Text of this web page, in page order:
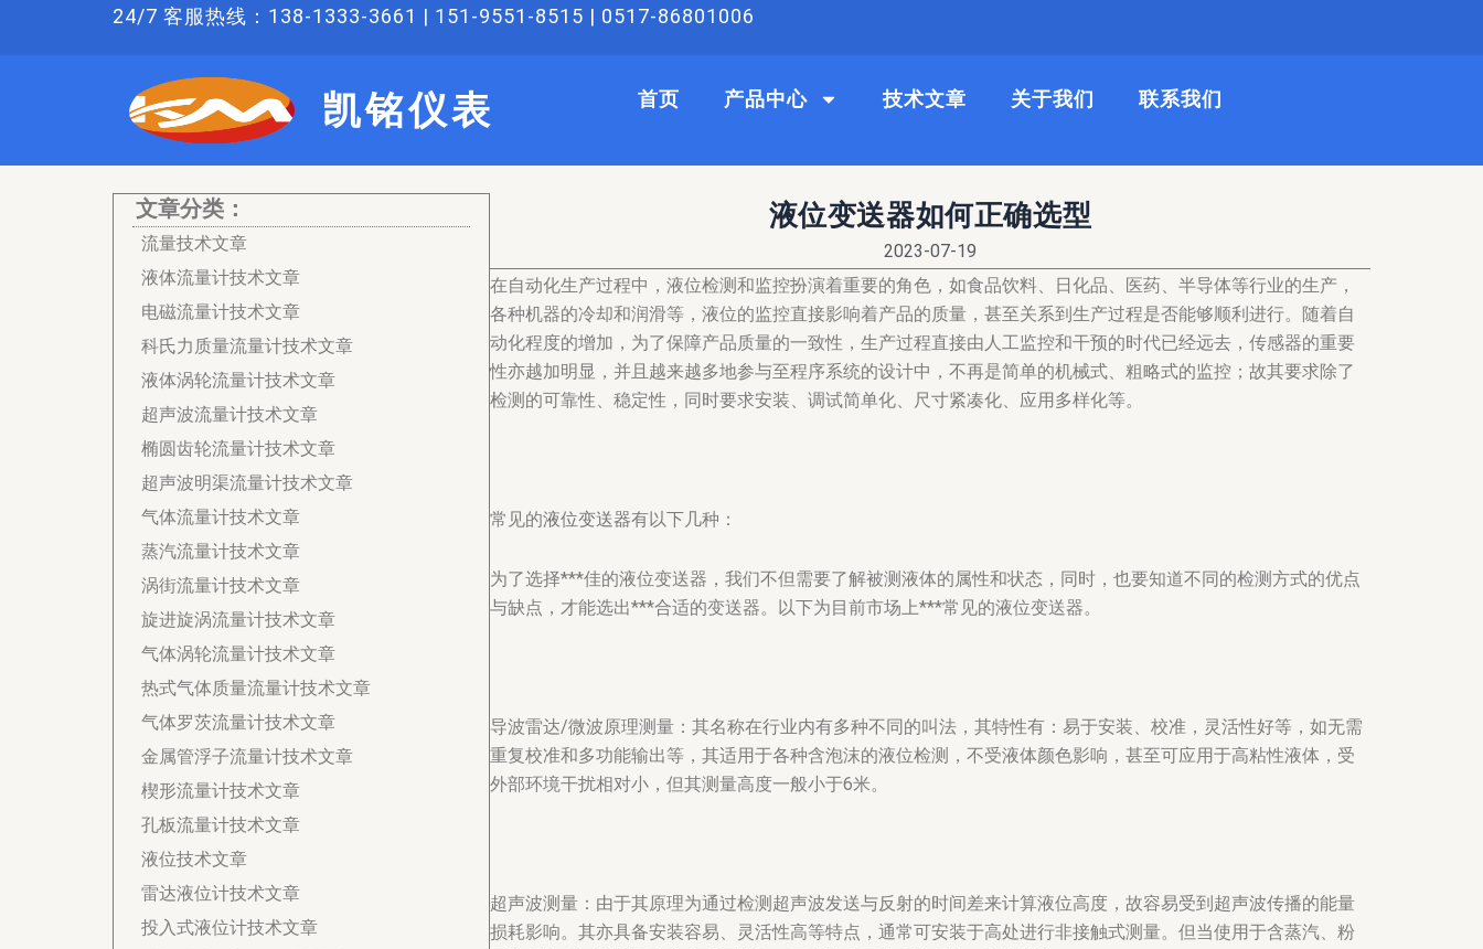
24/7 客服热线：138-1333-3661 | 151-9551-8515 | 0517-86801006
凯铭仪表 首页 产品中心 技术文章 关于我们 联系我们
文章分类：
流量技术文章
液体流量计技术文章
电磁流量计技术文章
科氏力质量流量计技术文章
液体涡轮流量计技术文章
超声波流量计技术文章
椭圆齿轮流量计技术文章
超声波明渠流量计技术文章
气体流量计技术文章
蒸汽流量计技术文章
涡街流量计技术文章
旋进旋涡流量计技术文章
气体涡轮流量计技术文章
热式气体质量流量计技术文章
气体罗茨流量计技术文章
金属管浮子流量计技术文章
楔形流量计技术文章
孔板流量计技术文章
液位技术文章
雷达液位计技术文章
投入式液位计技术文章
液位变送器如何正确选型
2023-07-19
在自动化生产过程中，液位检测和监控扮演着重要的角色，如食品饮料、日化品、医药、半导体等行业的生产，
各种机器的冷却和润滑等，液位的监控直接影响着产品的质量，甚至关系到生产过程是否能够顺利进行。随着自
动化程度的增加，为了保障产品质量的一致性，生产过程直接由人工监控和干预的时代已经远去，传感器的重要
性亦越加明显，并且越来越多地参与至程序系统的设计中，不再是简单的机械式、粗略式的监控；故其要求除了
检测的可靠性、稳定性，同时要求安装、调试简单化、尺寸紧凑化、应用多样化等。
常见的液位变送器有以下几种：
为了选择***佳的液位变送器，我们不但需要了解被测液体的属性和状态，同时，也要知道不同的检测方式的优点
与缺点，才能选出***合适的变送器。以下为目前市场上***常见的液位变送器。
导波雷达/微波原理测量：其名称在行业内有多种不同的叫法，其特性有：易于安装、校准，灵活性好等，如无需
重复校准和多功能输出等，其适用于各种含泡沫的液位检测，不受液体颜色影响，甚至可应用于高粘性液体，受
外部环境干扰相对小，但其测量高度一般小于6米。
超声波测量：由于其原理为通过检测超声波发送与反射的时间差来计算液位高度，故容易受到超声波传播的能量
损耗影响。其亦具备安装容易、灵活性高等特点，通常可安装于高处进行非接触式测量。但当使用于含蒸汽、粉